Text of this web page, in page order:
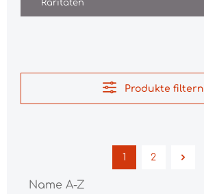
Raritäten
Produkte filtern
Seite
1
Seite
2